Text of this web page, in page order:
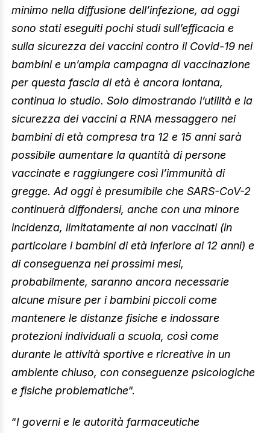
minimo nella diffusione dell’infezione, ad oggi
sono stati eseguiti pochi studi sull’efficacia e
sulla sicurezza dei vaccini contro il Covid-19 nei
bambini e un’ampia campagna di vaccinazione
per questa fascia di età è ancora lontana,
continua lo studio. Solo dimostrando l’utilità e la
sicurezza dei vaccini a RNA messaggero nei
bambini di età compresa tra 12 e 15 anni sarà
possibile aumentare la quantità di persone
vaccinate e raggiungere così l’immunità di
gregge. Ad oggi è presumibile che SARS-CoV-2
continuerà diffondersi, anche con una minore
incidenza, limitatamente ai non vaccinati (in
particolare i bambini di età inferiore ai 12 anni) e
di conseguenza nei prossimi mesi,
probabilmente, saranno ancora necessarie
alcune misure per i bambini piccoli come
mantenere le distanze fisiche e indossare
protezioni individuali a scuola, così come
durante le attività sportive e ricreative in un
ambiente chiuso, con conseguenze psicologiche
e fisiche problematiche“.
“I governi e le autorità farmaceutiche